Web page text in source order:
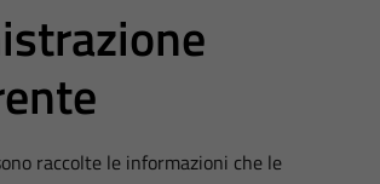
raccolte le informazioni che le